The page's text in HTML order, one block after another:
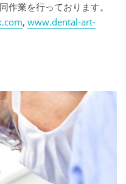
作業を行っております。
, www.dental-art-